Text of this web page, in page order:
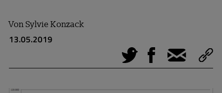
VonSylvie Konzack
13.05.2019
Tweet Facebook
E-Mail